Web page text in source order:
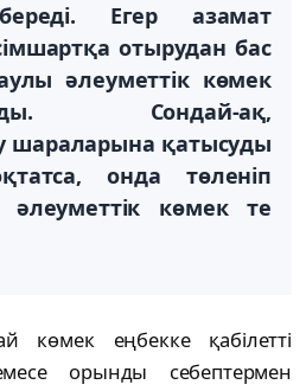
Егер азамат
отырудан бас
әлеуметтік көмек
Сондай-ақ,
шараларына қатысуды
онда төленіп
көмек те
көмек еңбекке қабілетті
орынды себептермен